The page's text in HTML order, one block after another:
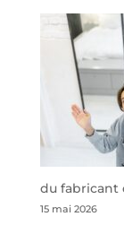
À
40
minutes
de
Namur,
Steveny
Park
de
parking
du fabricant
15 mai 2026